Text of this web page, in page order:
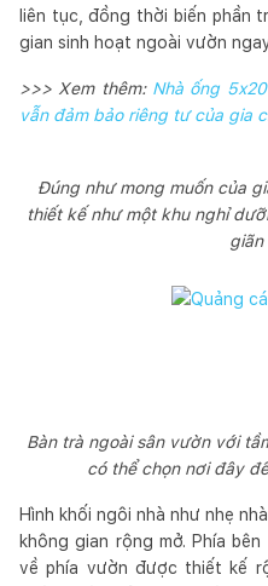
liên tục, đồng thời biến phần
gian sinh hoạt ngoài vườn
>>> Xem thêm: Nhà ống
vẫn đảm bảo riêng tư của gia
Đúng như mong muốn của
thiết kế như một khu nghỉ
giãn
Bàn trà ngoài sân vườn với
có thể chọn nơi đây
Hình khối ngôi nhà như nhẹ
không gian rộng mở. Phía
về phía vườn được thiết kế